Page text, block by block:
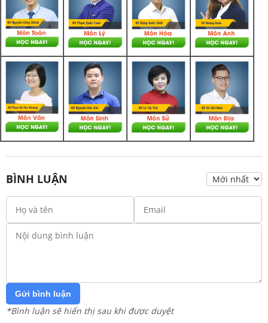
BÌNH LUẬN
Gửi bình luận
*Bình luận sẽ hiển thị sau khi được duyệt